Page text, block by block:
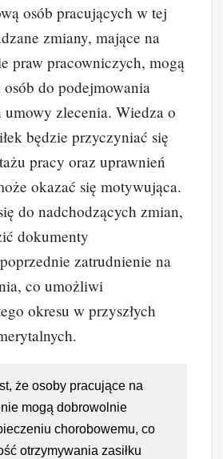
osób pracujących w tej
zmiany, mające na
praw pracowniczych, mogą
do podejmowania
zlecenia. Wiedza o
będzie przyczyniać się
pracy oraz uprawnień
okazać się motywująca.
do nadchodzących zmian,
dokumenty
zatrudnienie na
co umożliwi
okresu w przyszłych
że osoby pracujące na
mogą dobrowolnie
chorobowemu, co
otrzymywania zasiłku